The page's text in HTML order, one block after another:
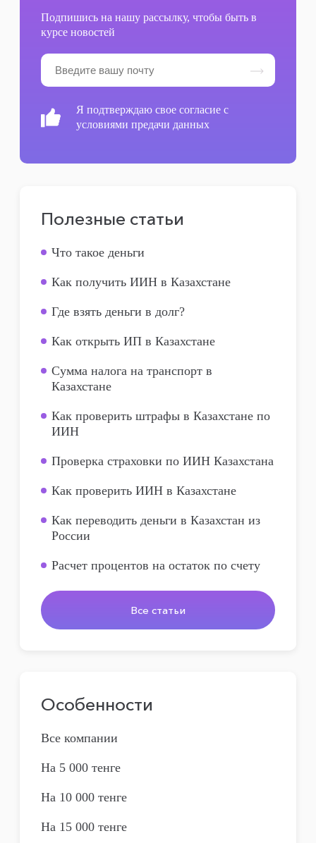
Подпишись на нашу рассылку, чтобы быть в
курсе новостей
Я подтверждаю свое согласие с
условиями предачи данных
Полезные статьи
Что такое деньги
Как получить ИИН в Казахстане
Где взять деньги в долг?
Как открыть ИП в Казахстане
Сумма налога на транспорт в
Казахстане
Как проверить штрафы в Казахстане по
ИИН
Проверка страховки по ИИН Казахстана
Как проверить ИИН в Казахстане
Как переводить деньги в Казахстан из
России
Расчет процентов на остаток по счету
Все статьи
Особенности
Все компании
На 5 000 тенге
На 10 000 тенге
На 15 000 тенге